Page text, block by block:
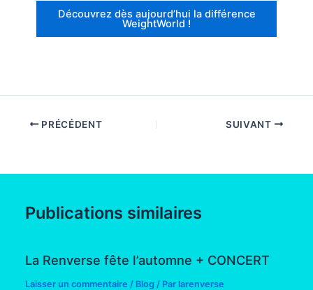
Découvrez dès aujourd’hui la différence
WeightWorld !
PRÉCÉDENT SUIVANT
Publications similaires
La Renverse fête l’automne + CONCERT
Laisser un commentaire / Blog / Par larenverse